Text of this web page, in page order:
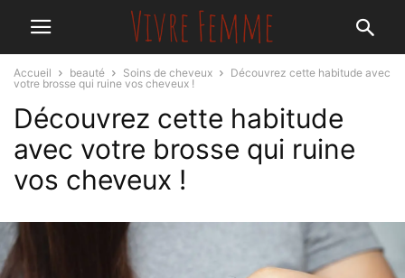
Accueil beauté Soins de cheveux
Découvrez cette habitude avec
votre brosse qui ruine vos cheveux !
Découvrez cette habitude
avec votre brosse qui ruine
vos cheveux !